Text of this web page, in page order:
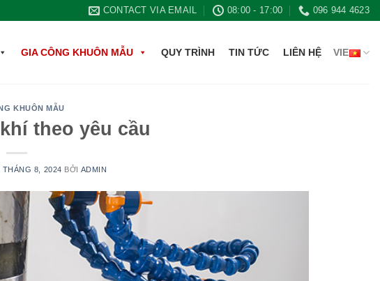
CONTACT VIA EMAIL 08:00 - 17:00 096 944 4623
GIA CÔNG KHUÔN MẪU QUY TRÌNH TIN TỨC LIÊN HỆ VIE
KHUÔN MẪU
theo yêu cầu
THÁNG 8, 2024 BỞI ADMIN